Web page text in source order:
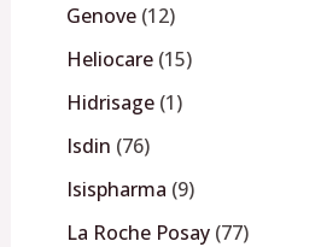
Genove 12
Heliocare 15
Hidrisage 1
Isdin 76
Isispharma 9
La Roche Posay 77